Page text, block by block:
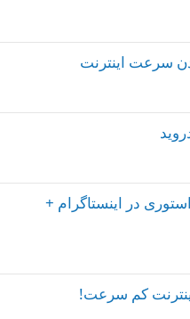
سرعت اینترنت
در اینستاگرام +